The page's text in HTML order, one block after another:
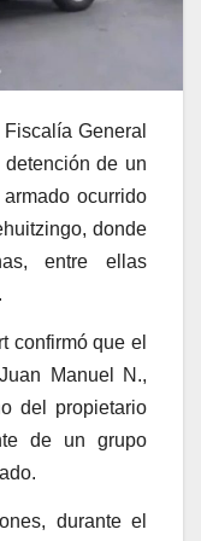
General
de un
ocurrido
donde
entre ellas
confirmó que el
Manuel N.,
del propietario
de un grupo
durante el